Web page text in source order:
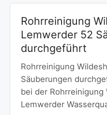
Rohrreinigung
Lemwerder 52
durchgeführt
Rohrreinigung
Säuberungen
bei der Rohrreinigung
Lemwerder